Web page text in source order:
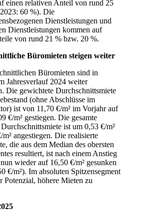
einen relativen Anteil von rund 25
60 %). Die
Dienstleistungen und
Dienstleistungen kommen auf
von rund 21 % bzw. 20 %.
Büromieten steigen weiter
Büromieten sind in
Jahresverlauf 2024 weiter
Die gewichtete Durchschnittsmiete
(ohne Abschlüsse im
ist von 11,70 €/m² im Vorjahr auf
€/m² gestiegen. Die gesamte
ist um 0,53 €/m²
angestiegen. Die realisierte
die aus dem Median des obersten
resultiert, ist nach einem Anstieg
wieder auf 16,50 €/m² gesunken
€/m²). Im absoluten Spitzensegment
Potenzial, höhere Mieten zu